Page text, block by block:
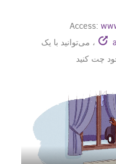
، می‌توانید با یک
چت کنید